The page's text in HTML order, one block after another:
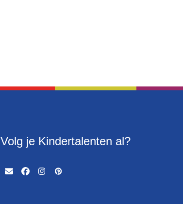
Volg je Kindertalenten al?
EmailFacebook
Instagram
Pinterest